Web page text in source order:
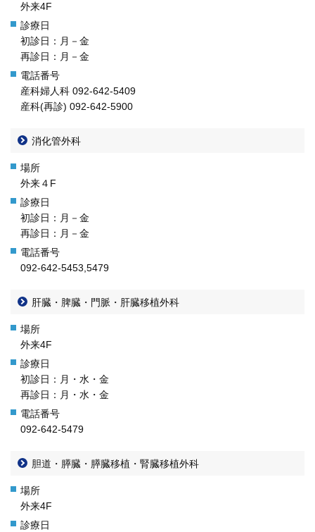
外来4F
初診日：月－金
再診日：月－金
産科婦人科 092-642-5409
産科(再診) 092-642-5900
消化管外科
外来４F
初診日：月－金
再診日：月－金
092-642-5453,5479
肝臓・脾臓・門脈・肝臓移植外科
外来4F
初診日：月・水・金
再診日：月・水・金
092-642-5479
胆道・膵臓・膵臓移植・腎臓移植外科
外来4F